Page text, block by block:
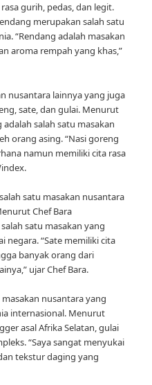
gurih, pedas, dan legit.
merupakan salah satu
“Rendang adalah masakan
aroma rempah yang khas,”
nusantara lainnya yang juga
sate, dan gulai. Menurut
adalah salah satu masakan
orang asing. “Nasi goreng
namun memiliki cita rasa
satu masakan nusantara
Chef Bara
satu masakan yang
negara. “Sate memiliki cita
banyak orang dari
ujar Chef Bara.
nusantara yang
internasional. Menurut
asal Afrika Selatan, gulai
“Saya sangat menyukai
tekstur daging yang